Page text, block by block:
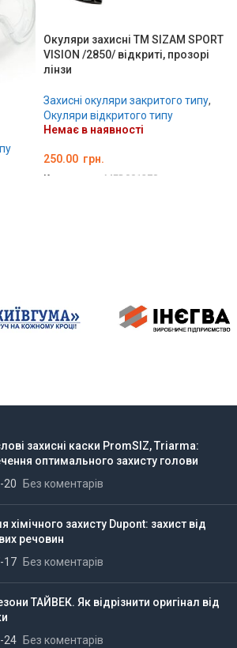
Окуляри захисні ТМ SIZAM SPORT
VISION /2850/ відкриті, прозорі
лінзи
Захисні окуляри закритого типу,
Окуляри відкритого типу
Немає в наявності
250.00 грн.
Код товару: MED001278
захисні каски PromSIZ, Triarma:
оптимального захисту голови
20
Без коментарів
хімічного захисту Dupont: захист від
речовин
17
Без коментарів
ТАЙВЕК. Як відрізнити оригінал від
24
Без коментарів